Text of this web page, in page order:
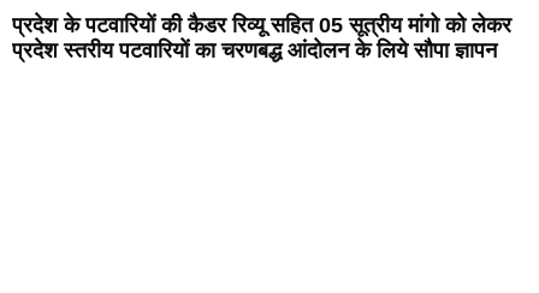
प्रदेश के पटवारियों की कैडर रिव्यू सहित 05 सूत्रीय मांगो को लेकर
प्रदेश स्तरीय पटवारियों का चरणबद्ध आंदोलन के लिये सौपा ज्ञापन